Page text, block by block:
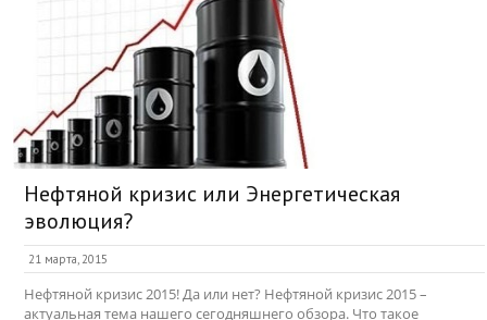
Нефтяной кризис или Энергетическая
эволюция?
21 марта, 2015
Нефтяной кризис 2015! Да или нет? Нефтяной кризис 2015 –
актуальная тема нашего сегодняшнего обзора. Что такое